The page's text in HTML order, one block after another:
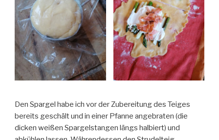
Den Spargel habe ich vor der Zubereitung des Teiges
bereits geschält und in einer Pfanne angebraten (die
dicken weißen Spargelstangen längs halbiert) und